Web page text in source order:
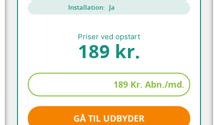
Installation: Ja
Priser ved opstart
189 kr.
189 Kr. Abn./md.
GÅ TIL UDBYDER